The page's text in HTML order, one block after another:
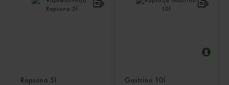
Rapsona 5l Gastrino 10l